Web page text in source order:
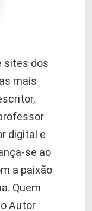
sites dos
mais
digital e
se ao
a paixão
Quem
Autor